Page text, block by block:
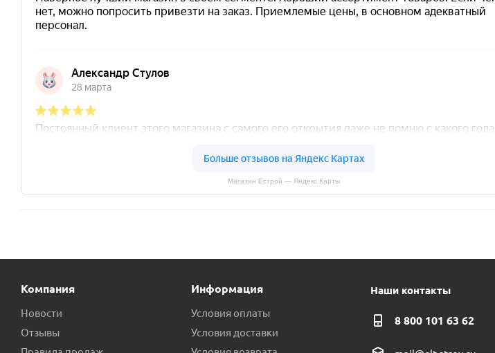
Магазин Естрой — Яндекс.Карты
Компания
Новости
Отзывы
Информация
Условия оплаты
Условия доставки
Наши контакты
8 800 101 63 62